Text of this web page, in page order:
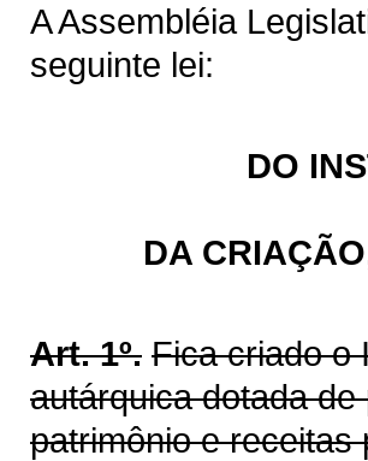
A Assembléia
seguinte lei:
DO
DA
Art. 1º. Fica criado o
autárquica dotada
patrimônio e receitas